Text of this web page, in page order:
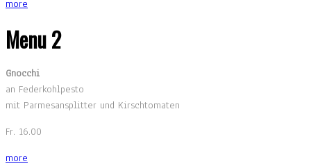
more
Menu 2
Gnocchi
an Federkohlpesto
mit Parmesansplitter und Kirschtomaten
Fr. 16.00
more